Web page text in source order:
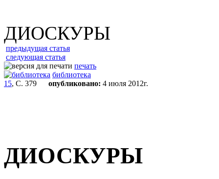
ДИОСКУРЫ
предыдущая статья
следующая статья
печать
библиотека
15, С. 379 опубликовано: 4 июля 2012г.
ДИОСКУРЫ